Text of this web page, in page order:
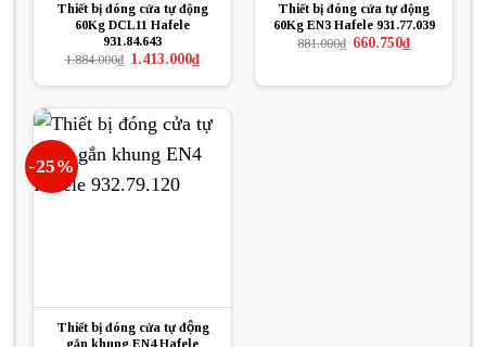
Thiết bị đóng cửa tự động
60Kg DCL11 Hafele
931.84.643
1.884.000₫ Giá
là:
1.413.000₫Giá
hiện
tại
1.413.000₫.
Thiết bị đóng cửa tự động
60Kg EN3 Hafele 931.77.039
881.000₫ Giá
660.750₫Giá
hiện
-25%
Thiết bị đóng cửa tự động
gắn khung EN4 Hafele